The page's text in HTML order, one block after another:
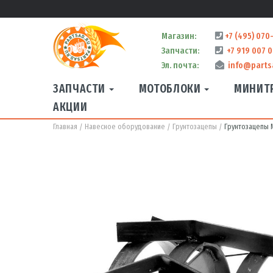
Магазин:
+7 (495)
Запчасти:
+7 919 007
Эл. почта:
ЗАПЧАСТИ МОТОБЛОКИ
АКЦИИ
Главная Навесное оборудование Грунтозацепы Грунтозацепы